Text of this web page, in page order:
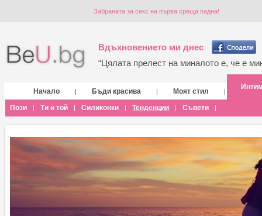
Забраната за секс на първа среща падна!
Вдъхновението ми днес
“Цялата прелест на миналото е, че е
Начало | Бъди красива | Моят стил |
Пози | Ти и той | Силиконки | Тенденции | Съвети |